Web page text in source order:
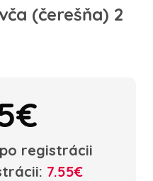
(čerešňa) 2
registrácii
7.55€